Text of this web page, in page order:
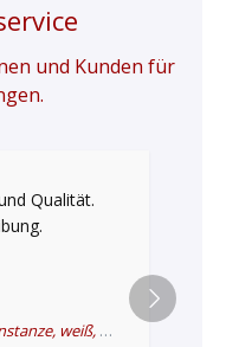
und Kunden für
Qualität.
Muster, 50x50